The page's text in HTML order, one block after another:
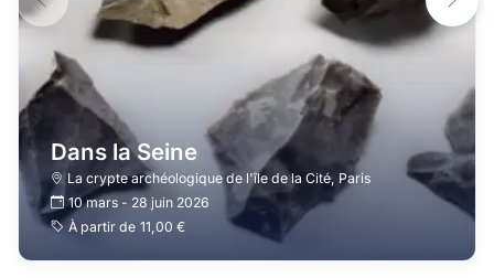
Dans la Seine
La crypte archéologique de l'île de la Cité, Paris
10 mars - 28 juin 2026
À partir de 11,00 €